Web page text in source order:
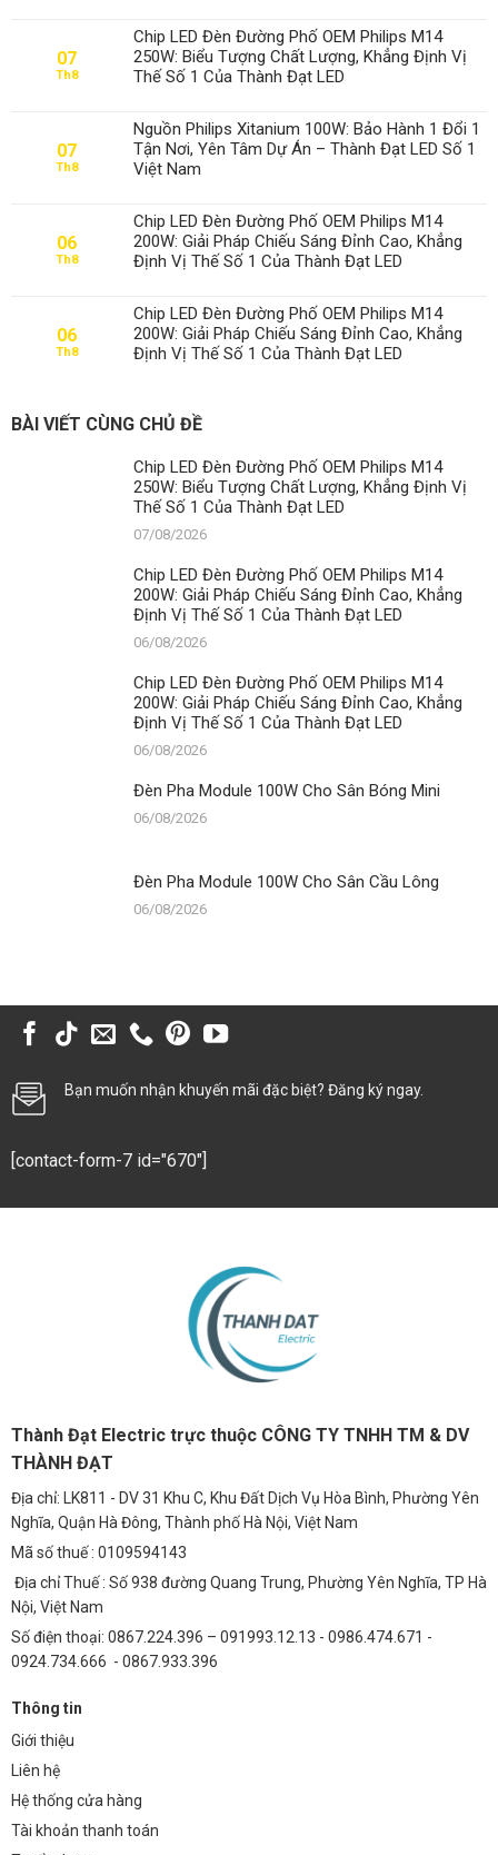
07
Th8
Chip LED Đèn Đường Phố OEM Philips M14
250W: Biểu Tượng Chất Lượng, Khẳng Định Vị
Thế Số 1 Của Thành Đạt LED
07
Th8
Nguồn Philips Xitanium 100W: Bảo Hành 1 Đổi 1
Tận Nơi, Yên Tâm Dự Án – Thành Đạt LED Số 1
Việt Nam
06
Th8
Chip LED Đèn Đường Phố OEM Philips M14
200W: Giải Pháp Chiếu Sáng Đỉnh Cao, Khẳng
Định Vị Thế Số 1 Của Thành Đạt LED
06
Th8
Chip LED Đèn Đường Phố OEM Philips M14
200W: Giải Pháp Chiếu Sáng Đỉnh Cao, Khẳng
Định Vị Thế Số 1 Của Thành Đạt LED
BÀI VIẾT CÙNG CHỦ ĐỀ
Chip LED Đèn Đường Phố OEM Philips M14
250W: Biểu Tượng Chất Lượng, Khẳng Định Vị
Thế Số 1 Của Thành Đạt LED
07/08/2026
Chip LED Đèn Đường Phố OEM Philips M14
200W: Giải Pháp Chiếu Sáng Đỉnh Cao, Khẳng
Định Vị Thế Số 1 Của Thành Đạt LED
06/08/2026
Chip LED Đèn Đường Phố OEM Philips M14
200W: Giải Pháp Chiếu Sáng Đỉnh Cao, Khẳng
Định Vị Thế Số 1 Của Thành Đạt LED
06/08/2026
Đèn Pha Module 100W Cho Sân Bóng Mini
06/08/2026
Đèn Pha Module 100W Cho Sân Cầu Lông
06/08/2026
Bạn muốn nhận khuyến mãi đặc biệt? Đăng ký ngay.
[contact-form-7 id="670"]
Thành Đạt Electric trực thuộc CÔNG TY TNHH TM & DV
THÀNH ĐẠT
Địa chỉ: LK811 - DV 31 Khu C, Khu Đất Dịch Vụ Hòa Bình, Phường Yên
Nghĩa, Quận Hà Đông, Thành phố Hà Nội, Việt Nam
Mã số thuế : 0109594143
Địa chỉ Thuế : Số 938 đường Quang Trung, Phường Yên Nghĩa, TP Hà
Nội, Việt Nam
Số điện thoại: 0867.224.396 – 091993.12.13 - 0986.474.671 -
0924.734.666 - 0867.933.396
Thông tin
Giới thiệu
Liên hệ
Hệ thống cửa hàng
Tài khoản thanh toán